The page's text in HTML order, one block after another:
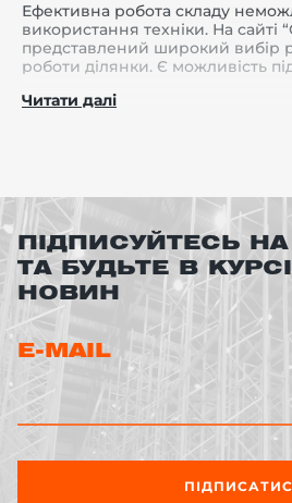
Ефективна робота складу
використання техніки. На сайті
представлений широкий вибір
роботи ділянки. Є можливість
Наприклад, колісний упор або
Читати далі
ПІДПИСУЙТЕСЬ
ТА БУДЬТЕ В
НОВИН
E-MAIL